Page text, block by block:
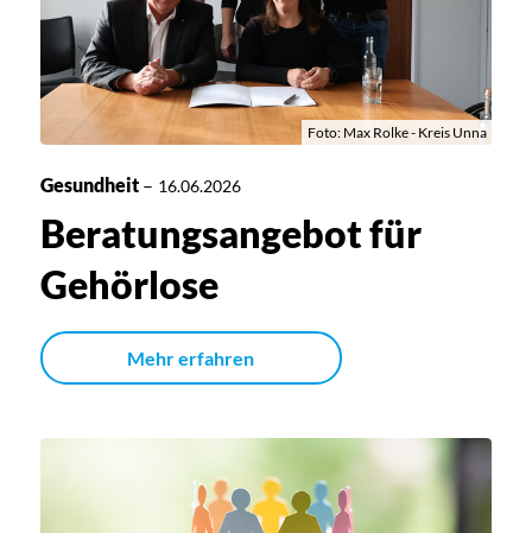
Foto: Max Rolke - Kreis Unna
Gesundheit– 16.06.2026
Beratungsangebot für
Gehörlose
Mehr erfahren